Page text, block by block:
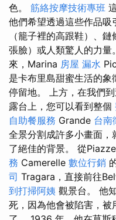
色。 筋絡按摩技術專班
他們希望透過這些作品吸
（籠子裡的高跟鞋）、
張臉）或人類驚人的力量
來，Marina 房屋 漏水
是卡布里島甜蜜生活的
停留地。 上方，在我們
露台上，您可以看到整個
自助餐服務 Grande 台南
全景分割成許多小畫面
了絕佳的背景。 從
務 Camerelle 數位行銷
司 Tragara，直接前往
到打掃阿姨 觀景台。 他
死，因為他會被陷害，